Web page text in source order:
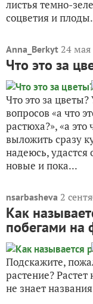
листья темно-
соцветия и плоды.
Anna_Berkyt 24
Что это за
Что это за
вопросов «а что
растюха?», «а
выложить сразу
надеюсь, удастся
новые и пока...
nsarbasheva 2
Как
побегами на
Подскажите,
растение?
не знает